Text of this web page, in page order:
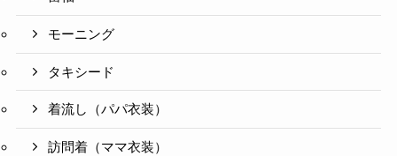
モーニング
タキシード
着流し（パパ衣装）
訪問着（ママ衣装）